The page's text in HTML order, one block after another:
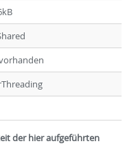
der hier aufgeführten